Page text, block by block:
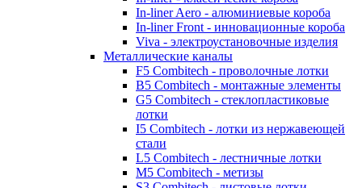
In-liner Aero - алюминиевые короба
In-liner Front - инновационные короба
Viva - электроустановочные изделия
Металлические каналы
F5 Combitech - проволочные лотки
B5 Combitech - монтажные элементы
G5 Combitech - стеклопластиковые
лотки
I5 Combitech - лотки из нержавеющей
стали
L5 Combitech - лестничные лотки
M5 Combitech - метизы